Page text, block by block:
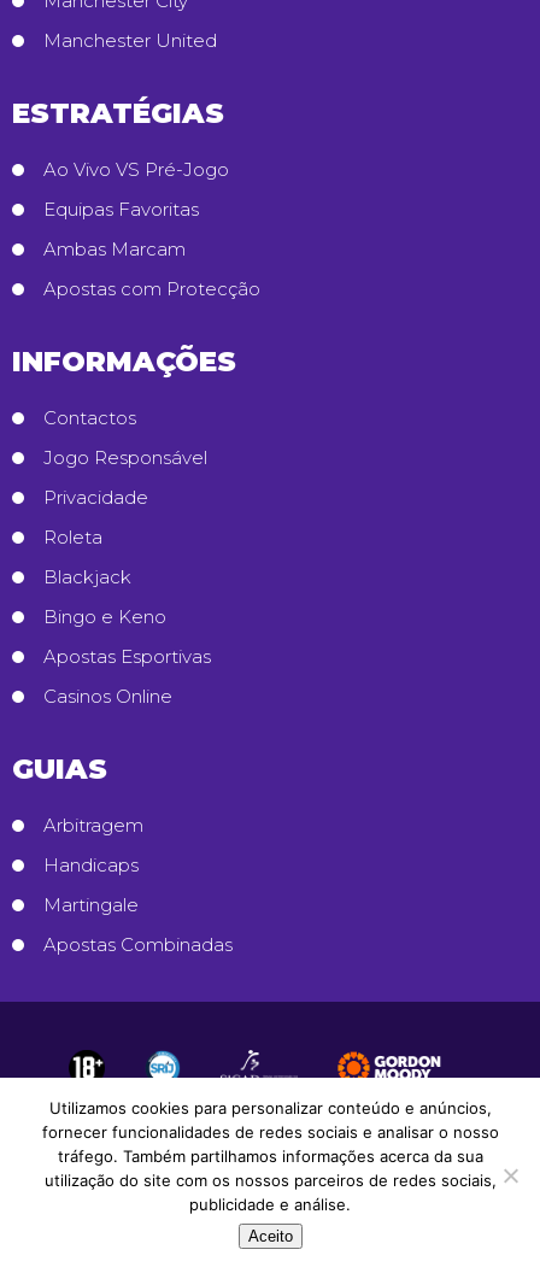
Manchester United
ESTRATÉGIAS
Ao Vivo VS Pré-Jogo
Equipas Favoritas
Ambas Marcam
Apostas com Protecção
INFORMAÇÕES
Contactos
Jogo Responsável
Privacidade
Roleta
Blackjack
Bingo e Keno
Apostas Esportivas
Casinos Online
GUIAS
Arbitragem
Handicaps
Martingale
Apostas Combinadas
Utilizamos cookies para personalizar conteúdo e anúncios,
fornecer funcionalidades de redes sociais e analisar o nosso
tráfego. Também partilhamos informações acerca da sua
utilização do site com os nossos parceiros de redes sociais,
publicidade e análise.
Aceito